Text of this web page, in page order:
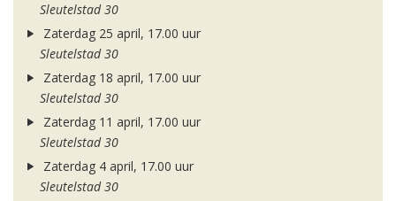
Sleutelstad 30
Zaterdag 25 april, 17.00 uur
Sleutelstad 30
Zaterdag 18 april, 17.00 uur
Sleutelstad 30
Zaterdag 11 april, 17.00 uur
Sleutelstad 30
Zaterdag 4 april, 17.00 uur
Sleutelstad 30